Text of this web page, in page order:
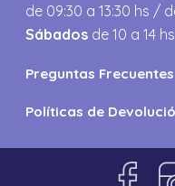
de 09:30 a 13:30 hs /
Sábados de 10 a 14 hs
Preguntas Frecuentes
Políticas de